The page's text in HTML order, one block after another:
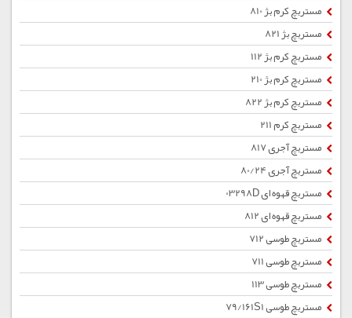
مستربچ کرم بژ 810
مستربچ بژ 821
مستربچ کرم بژ 112
مستربچ کرم بژ 210
مستربچ کرم بژ 822
مستربچ کرم 211
مستربچ آجری 817
مستربچ آجری 80/24
مستربچ قهوه ای 03298D
مستربچ قهوه ای 812
مستربچ طوسی 712
مستربچ طوسی 711
مستربچ طوسی 113
مستربچ طوسی 79/161S1